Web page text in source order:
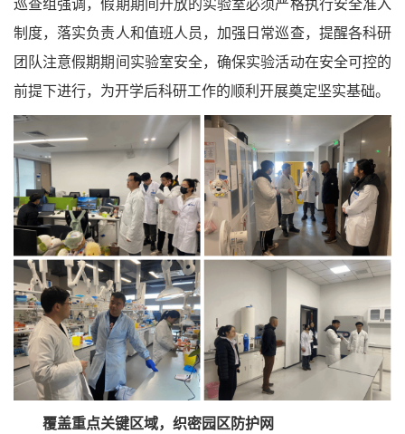
巡查组强调，假期期间开放的实验室必须严格执行安全准入
制度，落实负责人和值班人员，加强日常巡查，提醒各科研
团队注意假期期间实验室安全，确保实验活动在安全可控的
前提下进行，为开学后科研工作的顺利开展奠定坚实基础。
覆盖重点关键区域，织密园区防护网